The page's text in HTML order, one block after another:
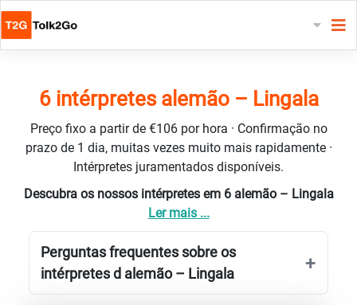
6 intérpretes alemão – Lingala
Preço fixo a partir de €106 por hora · Confirmação no
prazo de 1 dia, muitas vezes muito mais rapidamente ·
Intérpretes juramentados disponíveis.
Descubra os nossos intérpretes em 6 alemão – Lingala
Ler mais ...
Perguntas frequentes sobre os
intérpretes d alemão – Lingala